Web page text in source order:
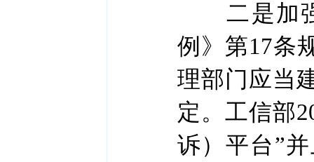
二是加强
例》第17条
理部门应当
定。工信部
诉）平台”